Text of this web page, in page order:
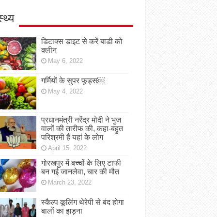
डिटाक्स डाइट से करें बाडी को
क्लीन
May 6, 2022
गर्मियों के सुपर फूड्स￼
May 4, 2022
प्रधानमंत्री नरेंद्र मोदी ने भुज
वालों की तारीफ की, कहा-बहुत
परिश्रमी हैं यहां के लोग
April 15, 2022
गोरखपुर में बच्चों के लिए टाफी
बन गई जानलेवा, चार की मौत
March 23, 2022
स्कैल्प कूलिंग थेरेपी से बंद होगा
बालों का झड़ना